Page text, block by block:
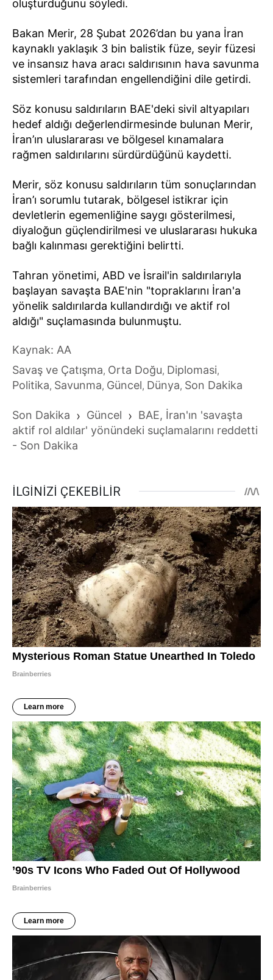
oluşturduğunu söyledi.
Bakan Merir, 28 Şubat 2026’dan bu yana İran
kaynaklı yaklaşık 3 bin balistik füze, seyir füzesi
ve insansız hava aracı saldırısının hava savunma
sistemleri tarafından engellendiğini dile getirdi.
Söz konusu saldırıların BAE'deki sivil altyapıları
hedef aldığı değerlendirmesinde bulunan Merir,
İran’ın uluslararası ve bölgesel kınamalara
rağmen saldırılarını sürdürdüğünü kaydetti.
Merir, söz konusu saldırıların tüm sonuçlarından
İran’ı sorumlu tutarak, bölgesel istikrar için
devletlerin egemenliğine saygı gösterilmesi,
diyaloğun güçlendirilmesi ve uluslararası hukuka
bağlı kalınması gerektiğini belirtti.
Tahran yönetimi, ABD ve İsrail'in saldırılarıyla
başlayan savaşta BAE'nin "topraklarını İran'a
yönelik saldırılarda kullandırdığı ve aktif rol
aldığı" suçlamasında bulunmuştu.
Kaynak: AA
Savaş ve Çatışma, Orta Doğu, Diplomasi,
Politika, Savunma, Güncel, Dünya, Son Dakika
Son Dakika › Güncel › BAE, İran'ın 'savaşta
aktif rol aldılar' yönündeki suçlamalarını reddetti
- Son Dakika